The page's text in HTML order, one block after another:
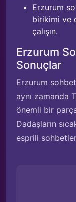
Erzurum
birikimi ve
çalışın.
Erzurum
Sonuçlar
Erzurum
aynı zamanda
önemli bir
Dadaşların
esprili